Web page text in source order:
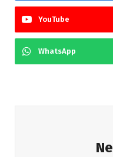
YouTube
WhatsApp